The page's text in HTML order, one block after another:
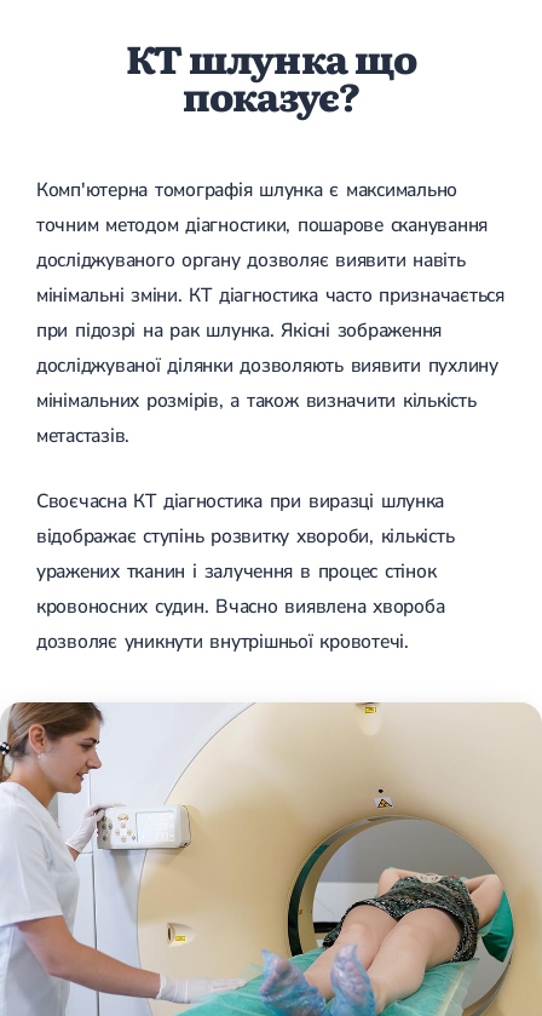
КТ шлунка що
показує?
Комп'ютерна томографія шлунка є максимально
точним методом діагностики, пошарове сканування
досліджуваного органу дозволяє виявити навіть
мінімальні зміни. КТ діагностика часто призначається
при підозрі на рак шлунка. Якісні зображення
досліджуваної ділянки дозволяють виявити пухлину
мінімальних розмірів, а також визначити кількість
метастазів.
Своєчасна КТ діагностика при виразці шлунка
відображає ступінь розвитку хвороби, кількість
уражених тканин і залучення в процес стінок
кровоносних судин. Вчасно виявлена ​​хвороба
дозволяє уникнути внутрішньої кровотечі.